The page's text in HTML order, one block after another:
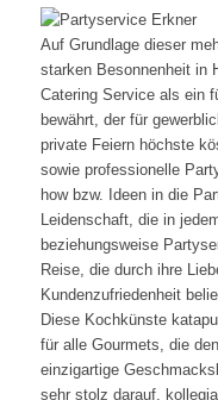
Auf Grundlage dieser
starken Besonnenheit in
Catering Service als ein
bewährt, der für
private Feiern höchste
sowie professionelle
how bzw. Ideen in die
Leidenschaft, die in
beziehungsweise
Reise, die durch ihre
Kundenzufriedenheit
Diese Kochkünste
für alle Gourmets, die
einzigartige
sehr stolz darauf,